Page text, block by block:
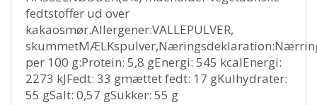
fedtstoffer ud over
kakaosmør.Allergener:VALLEPULVER,
per 100 g:Protein: 5,8 gEnergi: 545 kcalEnergi:
2273 kJFedt: 33 gmættet fedt: 17 gKulhydrater:
55 gSalt: 0,57 gSukker: 55 g